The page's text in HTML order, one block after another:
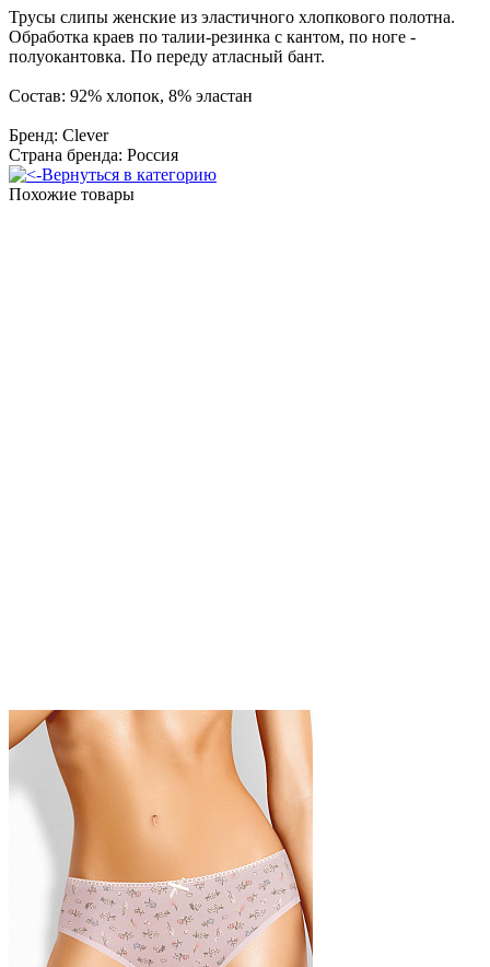
Трусы слипы женские из эластичного хлопкового полотна.
Обработка краев по талии-резинка с кантом, по ноге -
полуокантовка. По переду атласный бант.
Состав: 92% хлопок, 8% эластан
Бренд: Clever
Страна бренда: Россия
Вернуться в категорию
Похожие товары